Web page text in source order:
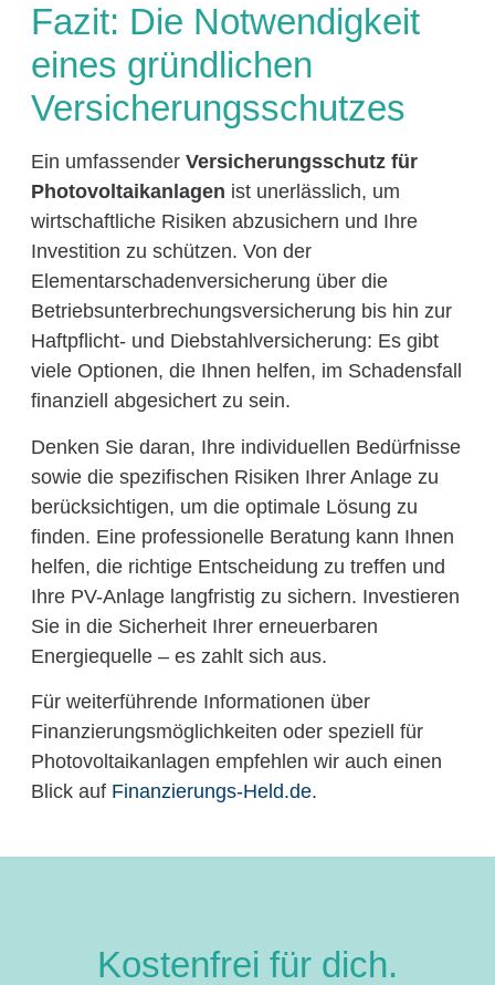
Fazit: Die Notwendigkeit
eines gründlichen
Versicherungsschutzes
Ein umfassender Versicherungsschutz für
Photovoltaikanlagen ist unerlässlich, um
wirtschaftliche Risiken abzusichern und Ihre
Investition zu schützen. Von der
Elementarschadenversicherung über die
Betriebsunterbrechungsversicherung bis hin zur
Haftpflicht- und Diebstahlversicherung: Es gibt
viele Optionen, die Ihnen helfen, im Schadensfall
finanziell abgesichert zu sein.
Denken Sie daran, Ihre individuellen Bedürfnisse
sowie die spezifischen Risiken Ihrer Anlage zu
berücksichtigen, um die optimale Lösung zu
finden. Eine professionelle Beratung kann Ihnen
helfen, die richtige Entscheidung zu treffen und
Ihre PV-Anlage langfristig zu sichern. Investieren
Sie in die Sicherheit Ihrer erneuerbaren
Energiequelle – es zahlt sich aus.
Für weiterführende Informationen über
Finanzierungsmöglichkeiten oder speziell für
Photovoltaikanlagen empfehlen wir auch einen
Blick auf Finanzierungs-Held.de.
Kostenfrei für dich.